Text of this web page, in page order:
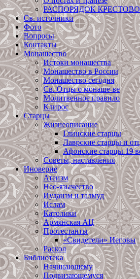
РАСПОРЯДОК
Св. источники
Фото
Вопросы
Контакты
Монашество
Истоки монашества
Монашество в России
Монашество сегодня
Св. Отцы о монаше-ве
Молитвенное правило
Клирос
Старцы
Жизнеописание
Глинские старцы
Лаврские старцы и
Афонские старцы 19
Советы, наставления
Иноверие
Атеизм
Нео-язычество
Иудаизм и талмуд
Ислам
Католики
Армянская АЦ
Протестанты
«Свидетели» Иеговы
Раскол
Библиотека
Начинающему
Подвизающемуся